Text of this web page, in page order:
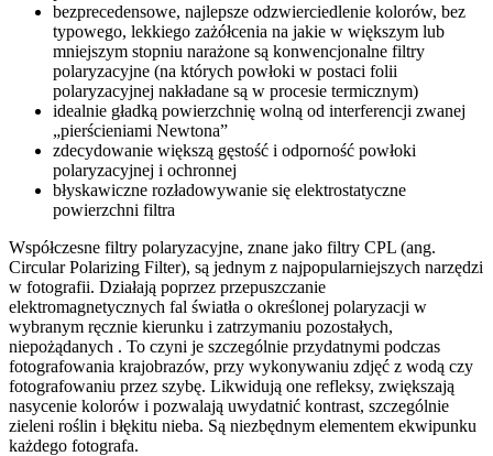
bezprecedensowe, najlepsze odzwierciedlenie kolorów, bez
typowego, lekkiego zażółcenia na jakie w większym lub
mniejszym stopniu narażone są konwencjonalne filtry
polaryzacyjne (na których powłoki w postaci folii
polaryzacyjnej nakładane są w procesie termicznym)
idealnie gładką powierzchnię wolną od interferencji zwanej
„pierścieniami Newtona”
zdecydowanie większą gęstość i odporność powłoki
polaryzacyjnej i ochronnej
błyskawiczne rozładowywanie się elektrostatyczne
powierzchni filtra
Współczesne filtry polaryzacyjne, znane jako filtry CPL (ang.
Circular Polarizing Filter), są jednym z najpopularniejszych narzędzi
w fotografii. Działają poprzez przepuszczanie
elektromagnetycznych fal światła o określonej polaryzacji w
wybranym ręcznie kierunku i zatrzymaniu pozostałych,
niepożądanych . To czyni je szczególnie przydatnymi podczas
fotografowania krajobrazów, przy wykonywaniu zdjęć z wodą czy
fotografowaniu przez szybę. Likwidują one refleksy, zwiększają
nasycenie kolorów i pozwalają uwydatnić kontrast, szczególnie
zieleni roślin i błękitu nieba. Są niezbędnym elementem ekwipunku
każdego fotografa.